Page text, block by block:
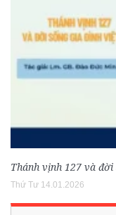
Thánh vịnh 127 và
Thứ Tư 14.01.2026